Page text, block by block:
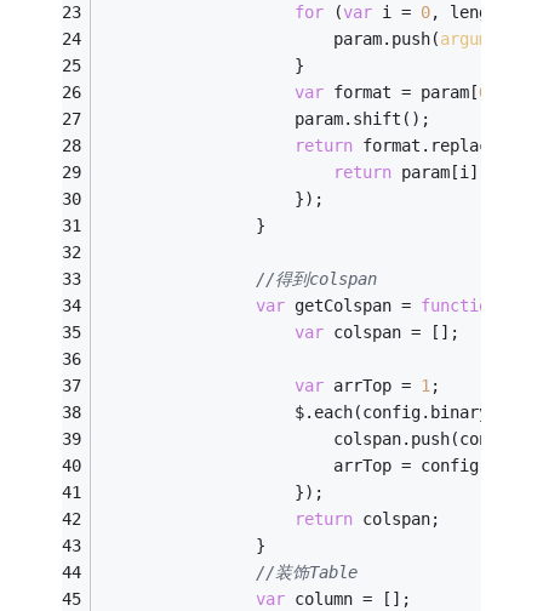
for (var i = 0, length =
                        param.push(
arguments
                    }
var format = param[0
                    param.shift();
return format.replace(
return param[i];
                    });
                }
//得到colspan
var getColspan = function
var colspan = [];
var arrTop = 1;
arrTop =
                    });
return colspan;
                }
//装饰Table
var column = [];